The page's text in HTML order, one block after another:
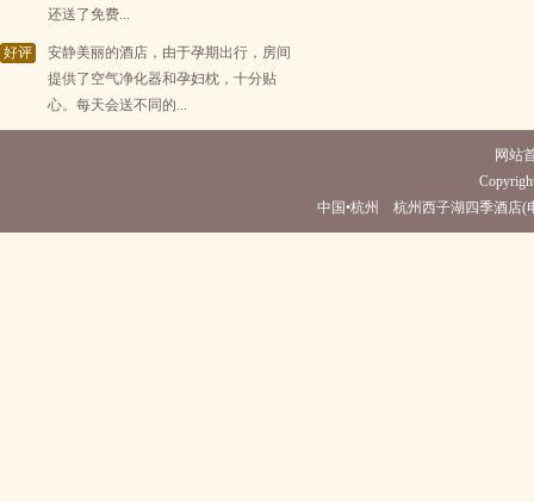
还送了免费...
好评
安静美丽的酒店，由于孕期出行，房间
提供了空气净化器和孕妇枕，十分贴
心。每天会送不同的...
网站
中国•杭州 杭州西子湖四季酒店(电